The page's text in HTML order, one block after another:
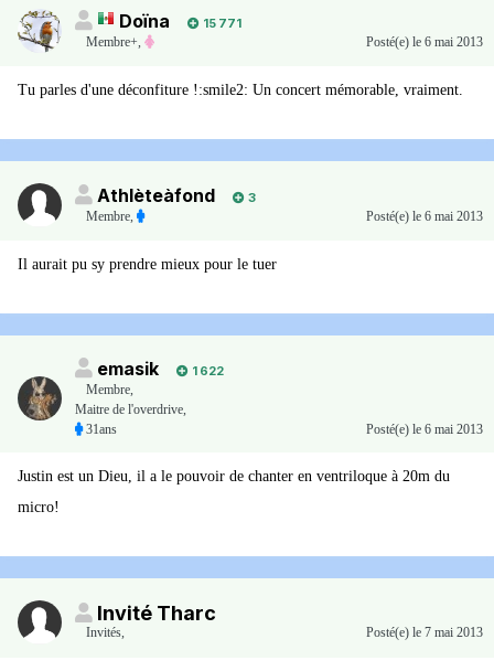
Doïna
15 771
Membre+,
Posté(e) le 6 mai 2013
Tu parles d'une déconfiture !:smile2: Un concert mémorable, vraiment.
Athlèteàfond
3
Membre, Posté(e) le 6 mai 2013
Il aurait pu sy prendre mieux pour le tuer
emasik
1 622
Membre,
Maitre de l'overdrive,
31ans
Posté(e) le 6 mai 2013
Justin est un Dieu, il a le pouvoir de chanter en ventriloque à 20m du
micro!
Invité Tharc
Invités, Posté(e) le 7 mai 2013